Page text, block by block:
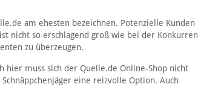
am ehesten bezeichnen. Potenzielle Kunden
nicht so erschlagend groß wie bei der
zu überzeugen.
muss sich der Quelle.de Online-Shop nicht
eine reizvolle Option. Auch